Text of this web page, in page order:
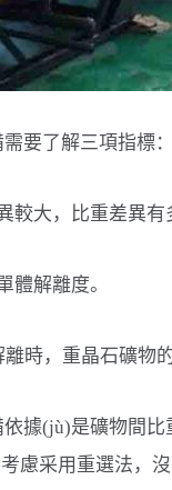
要了解三項指標
較大，比重差異有
體解離度。
時，重晶石礦物
據(jù)是礦物間
慮采用重選法，